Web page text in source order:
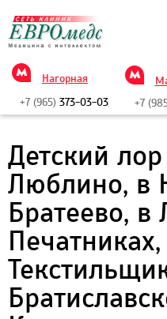
Нагорная
+7 (965) 373-03-03
+7
Детский
Люблино, в
Братеево,
Печатниках,